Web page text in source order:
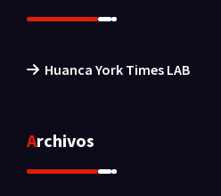
Huanca York Times LAB
Archivos